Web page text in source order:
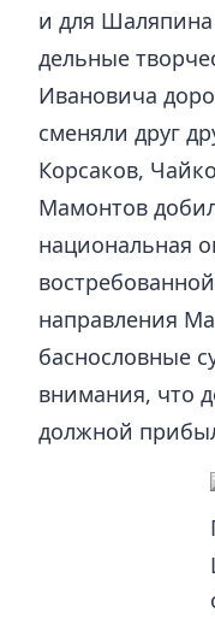
и для Шаляпина
дельные
Ивановича
сменяли друг
Корсаков,
Мамонтов
национальная
направления
баснословные
внимания, что
должной